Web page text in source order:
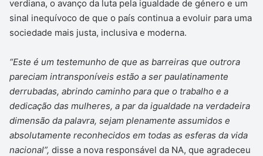
verdiana, o avanço da luta pela igualdade de género e um
sinal inequívoco de que o país continua a evoluir para uma
sociedade mais justa, inclusiva e moderna.
“Este é um testemunho de que as barreiras que outrora
pareciam intransponíveis estão a ser paulatinamente
derrubadas, abrindo caminho para que o trabalho e a
dedicação das mulheres, a par da igualdade na verdadeira
dimensão da palavra, sejam plenamente assumidos e
absolutamente reconhecidos em todas as esferas da vida
nacional”, disse a nova responsável da NA, que agradeceu